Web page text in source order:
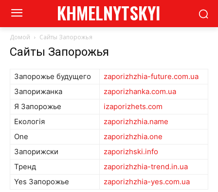
KHMELNYTSKYI
Домой Сайты Запорожья
Сайты Запорожья
Запорожье будущего
zaporizhzhia-future.com.ua
Запорижанка
zaporizhanka.com.ua
Я Запорожье
izaporizhets.com
Екологія
zaporizhzhia.name
One
zaporizhzhia.one
Запорижски
zaporizhski.info
Тренд
zaporizhzhia-trend.in.ua
Yes Запорожье
zaporizhzhia-yes.com.ua